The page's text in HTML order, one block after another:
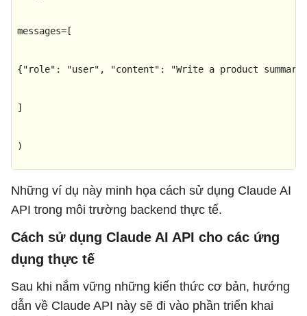
messages=[
{"role" : "user" , "content" : "Write a product summary"
]
)
print (response.content)
Những ví dụ này minh họa cách sử dụng Claude AI
API trong môi trường backend thực tế.
Cách sử dụng Claude AI API cho các ứng
dụng thực tế
Sau khi nắm vững những kiến ​​thức cơ bản, hướng
dẫn về Claude API này sẽ đi vào phần triển khai